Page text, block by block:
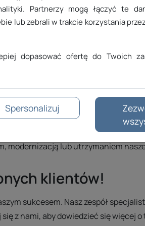
zkomunikatamipublikujemy
infrastruktury. Dzięki temu
modernizacją lub utrzymaniem
klientów!
sukcesem. Nasz zespół
z nami, aby dowiedzieć się więcej
Partnerzy mogą łączyć te
lub zebrali w trakcie korzystania
dopasować ofertę do Twoich
Spersonalizuj